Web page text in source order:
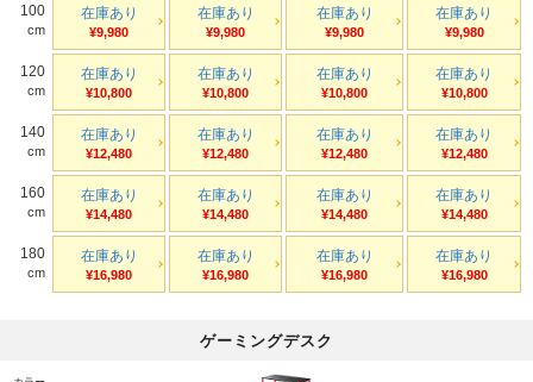
100
cm
在庫あり
¥9,980
在庫あり
¥9,980
在庫あり
¥9,980
在庫あり
¥9,980
120
cm
在庫あり
¥10,800
在庫あり
¥10,800
在庫あり
¥10,800
在庫あり
¥10,800
140
cm
在庫あり
¥12,480
在庫あり
¥12,480
在庫あり
¥12,480
在庫あり
¥12,480
160
cm
在庫あり
¥14,480
在庫あり
¥14,480
在庫あり
¥14,480
在庫あり
¥14,480
180
cm
在庫あり
¥16,980
在庫あり
¥16,980
在庫あり
¥16,980
在庫あり
¥16,980
ゲーミングデスク